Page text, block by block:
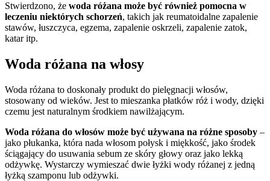
Stwierdzono, że woda różana może być również pomocna w
leczeniu niektórych schorzeń, takich jak reumatoidalne zapalenie
stawów, łuszczyca, egzema, zapalenie oskrzeli, zapalenie zatok,
katar itp.
Woda różana na włosy
Woda różana to doskonały produkt do pielęgnacji włosów,
stosowany od wieków. Jest to mieszanka płatków róż i wody, dzięki
czemu jest naturalnym środkiem nawilżającym.
Woda różana do włosów może być używana na różne sposoby –
jako płukanka, która nada włosom połysk i miękkość, jako środek
ściągający do usuwania sebum ze skóry głowy oraz jako lekką
odżywkę. Wystarczy wymieszać dwie łyżki wody różanej z jedną
łyżką szamponu lub odżywki.